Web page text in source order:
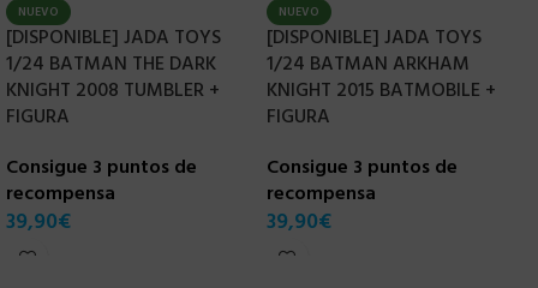
NUEVO
[DISPONIBLE] JADA TOYS
1/24 BATMAN THE DARK
KNIGHT 2008 TUMBLER +
FIGURA
Consigue 3 puntos de
recompensa
39,90€
NUEVO
[DISPONIBLE] JADA TOYS
1/24 BATMAN ARKHAM
KNIGHT 2015 BATMOBILE +
FIGURA
Consigue 3 puntos de
recompensa
39,90€